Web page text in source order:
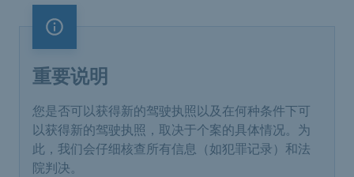
重要说明
重要说明
您是否可以获得新的驾驶执照以及在何种条件下可
以获得新的驾驶执照，取决于个案的具体情况。为
此，我们会仔细核查所有信息（如犯罪记录）和法
院判决。